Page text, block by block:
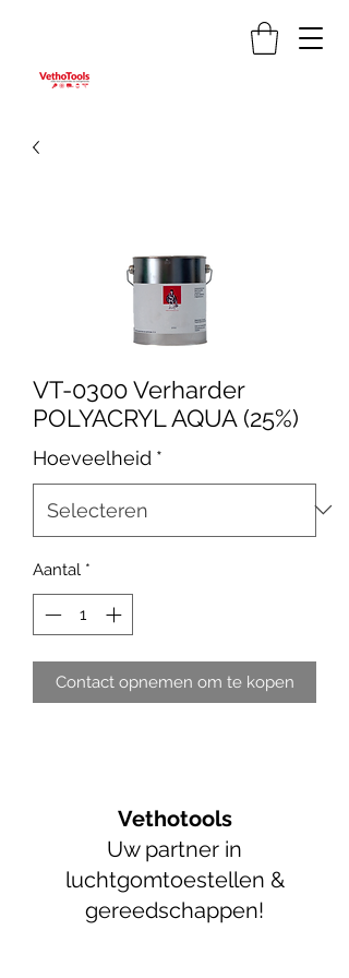
VT-0300 Verharder
POLYACRYL AQUA (25%)
Hoeveelheid *
Aantal *
Contact opnemen om te kopen
Vethotools
Uw partner in
luchtgomtoestellen &
gereedschappen!